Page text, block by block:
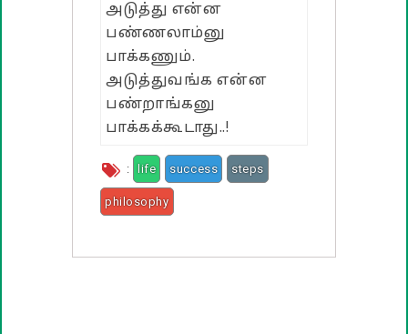
அடுத்து என்ன
பண்ணலாம்னு
பாக்கணும்.
அடுத்துவங்க என்ன
பண்றாங்கனு
பாக்கக்கூடாது..!
: life success steps
philosophy